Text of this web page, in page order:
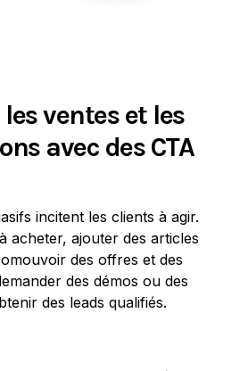
les ventes et les
avec des CTA
incitent les clients à agir.
acheter, ajouter des articles
des offres et des
des démos ou des
des leads qualifiés.